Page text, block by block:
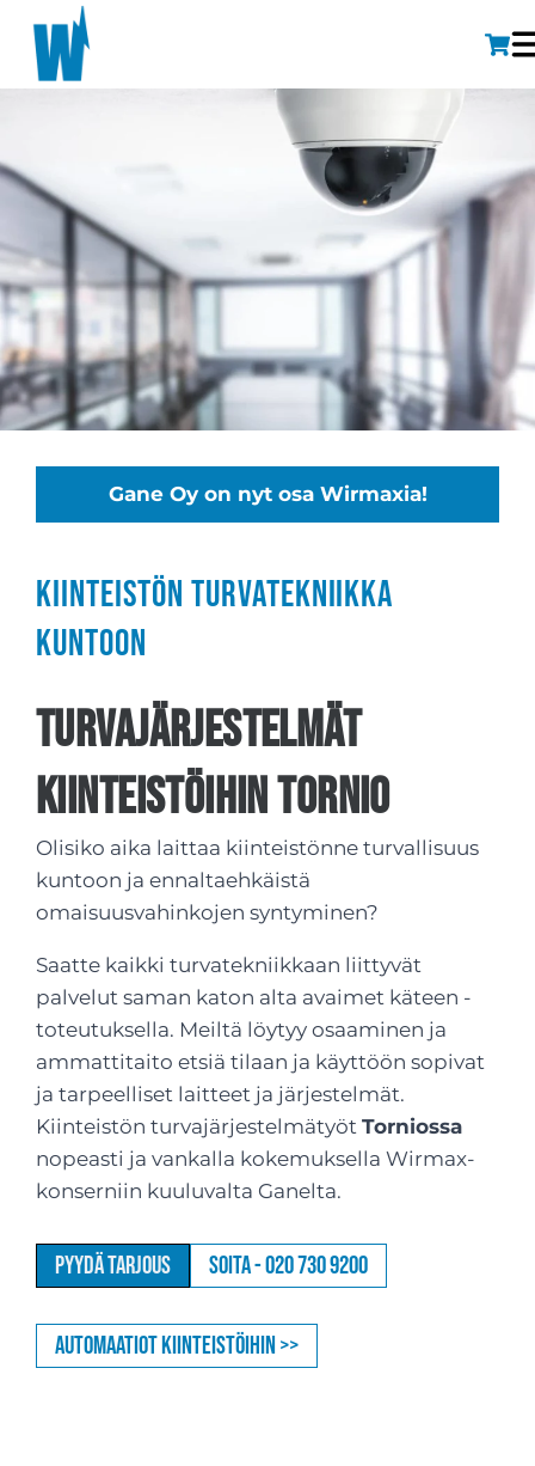
Gane Oy on nyt osa Wirmaxia!
Kiinteistön turvatekniikka
kuntoon
Turvajärjestelmät
kiinteistöihin Tornio
Olisiko aika laittaa kiinteistönne turvallisuus
kuntoon ja ennaltaehkäistä
omaisuusvahinkojen syntyminen?
Saatte kaikki turvatekniikkaan liittyvät
palvelut saman katon alta avaimet käteen -
toteutuksella. Meiltä löytyy osaaminen ja
ammattitaito etsiä tilaan ja käyttöön sopivat
ja tarpeelliset laitteet ja järjestelmät.
Kiinteistön turvajärjestelmätyöt Torniossa
nopeasti ja vankalla kokemuksella Wirmax-
konserniin kuuluvalta Ganelta.
Pyydä tarjous Soita - 020 730 9200
Automaatiot kiinteistöihin >>